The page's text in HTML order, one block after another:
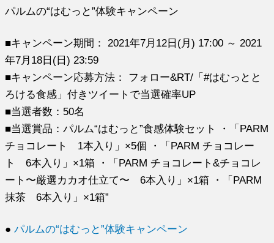
パルムの“はむっと”体験キャンペーン
■キャンペーン期間： 2021年7月12日(月) 17:00 ～ 2021
年7月18日(日) 23:59
■キャンペーン応募方法： フォロー&RT/「#はむっとと
ろける食感」付きツイートで当選確率UP
■当選者数：50名
■当選賞品：パルム“はむっと”食感体験セット ・「PARM
チョコレート 1本入り」×5個 ・「PARM チョコレー
ト 6本入り」×1箱 ・「PARM チョコレート&チョコレ
ート〜厳選カカオ仕立て〜 6本入り」×1箱 ・「PARM
抹茶 6本入り」×1箱”
●パルムの“はむっと”体験キャンペーン